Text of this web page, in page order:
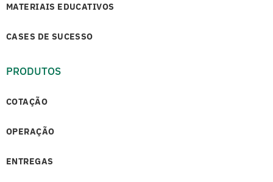
MATERIAIS EDUCATIVOS
CASES DE SUCESSO
PRODUTOS
COTAÇÃO
OPERAÇÃO
ENTREGAS